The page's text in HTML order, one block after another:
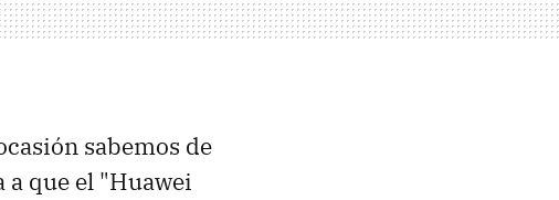
sabemos de
que el "Huawei